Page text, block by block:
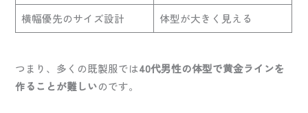
横幅優先のサイズ設計
体型が大きく見える
つまり、多くの既製服では40代男性の体型で黄金ラインを
作ることが難しいのです。